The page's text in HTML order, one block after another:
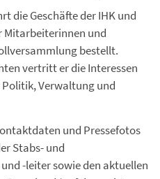
die Geschäfte der IHK und
Mitarbeiterinnen und
bestellt.
vertritt er die Interessen
Verwaltung und
und Pressefotos
Stabs- und
-leiter sowie den aktuellen